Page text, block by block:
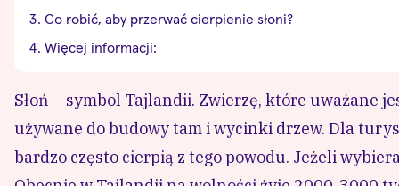
Co robić, aby przerwać cierpienie słoni?
Więcej informacji:
Słoń – symbol Tajlandii. Zwierzę, które uważane
używane do budowy tam i wycinki drzew. Dla
bardzo często cierpią z tego powodu. Jeżeli